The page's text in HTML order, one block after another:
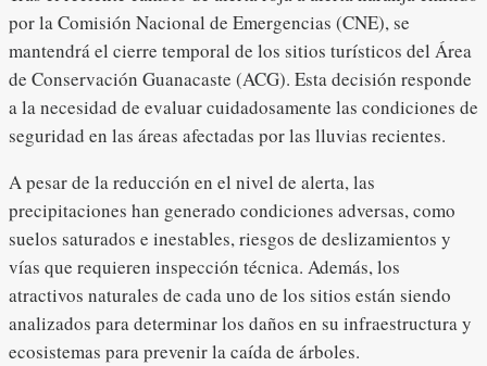
por la Comisión Nacional de Emergencias (CNE), se
mantendrá el cierre temporal de los sitios turísticos del Área
de Conservación Guanacaste (ACG). Esta decisión responde
a la necesidad de evaluar cuidadosamente las condiciones de
seguridad en las áreas afectadas por las lluvias recientes.
A pesar de la reducción en el nivel de alerta, las
precipitaciones han generado condiciones adversas, como
suelos saturados e inestables, riesgos de deslizamientos y
vías que requieren inspección técnica. Además, los
atractivos naturales de cada uno de los sitios están siendo
analizados para determinar los daños en su infraestructura y
ecosistemas para prevenir la caída de árboles.